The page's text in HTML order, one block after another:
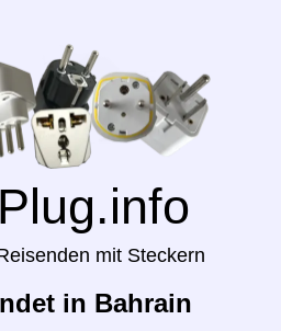
mit Steckern
in Bahrain